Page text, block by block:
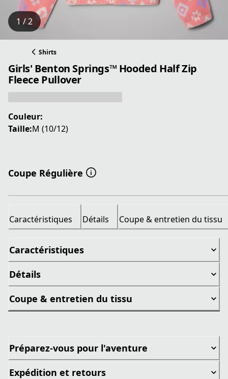
1 / 2
Shirts
Girls' Benton Springs™ Hooded Half Zip
Fleece Pullover
Couleur:
Taille:M (10/12)
Coupe Régulière
Caractéristiques Détails Coupe & entretien du tissu
Caractéristiques
Détails
Coupe & entretien du tissu
Préparez-vous pour l'aventure
Expédition et retours